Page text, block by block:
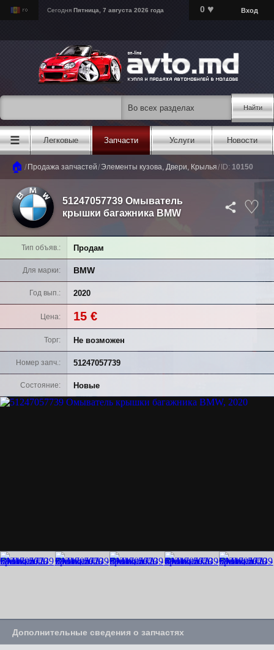
Сегодня Пятница, 7 августа 2026 года 0 ♥ Вход
Найти
☰ Легковые Запчасти Услуги Новости
🏠 / Продажа запчастей/Элементы кузова, Двери, Крылья/ ID: 10150
51247057739 Омыватель
крышки багажника BMW
Тип объяв. Продам
Для марки BMW
Год вып. 2020
Цена 15 €
Торг Не возможен
Номер запч. 51247057739
Состояние Новые
Дополнительные сведения о запчастях